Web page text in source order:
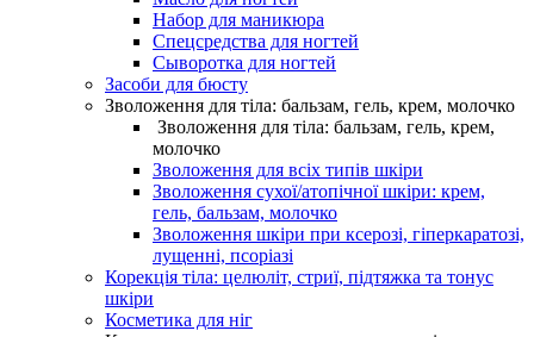
Набор для маникюра
Спецсредства для ногтей
Сыворотка для ногтей
Засоби для бюсту
Зволоження для тіла: бальзам, гель, крем, молочко
Зволоження для тіла: бальзам, гель, крем,
молочко
Зволоження для всіх типів шкіри
Зволоження сухої/атопічної шкіри: крем,
гель, бальзам, молочко
Зволоження шкіри при ксерозі, гіперкаратозі,
лущенні, псоріазі
Корекція тіла: целюліт, стриї, підтяжка та тонус
шкіри
Косметика для ніг